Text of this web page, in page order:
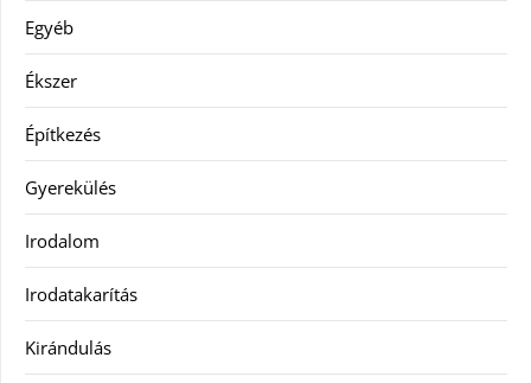
Egyéb
Ékszer
Építkezés
Gyerekülés
Irodalom
Irodatakarítás
Kirándulás